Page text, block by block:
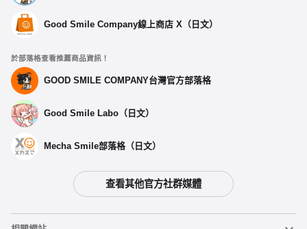
Good Smile Company線上商店 X（日文）
於部落格查看推薦商品資訊！
GOOD SMILE COMPANY台灣官方部落格
Good Smile Labo（日文）
Mecha Smile部落格（日文）
查看其他官方社群媒體